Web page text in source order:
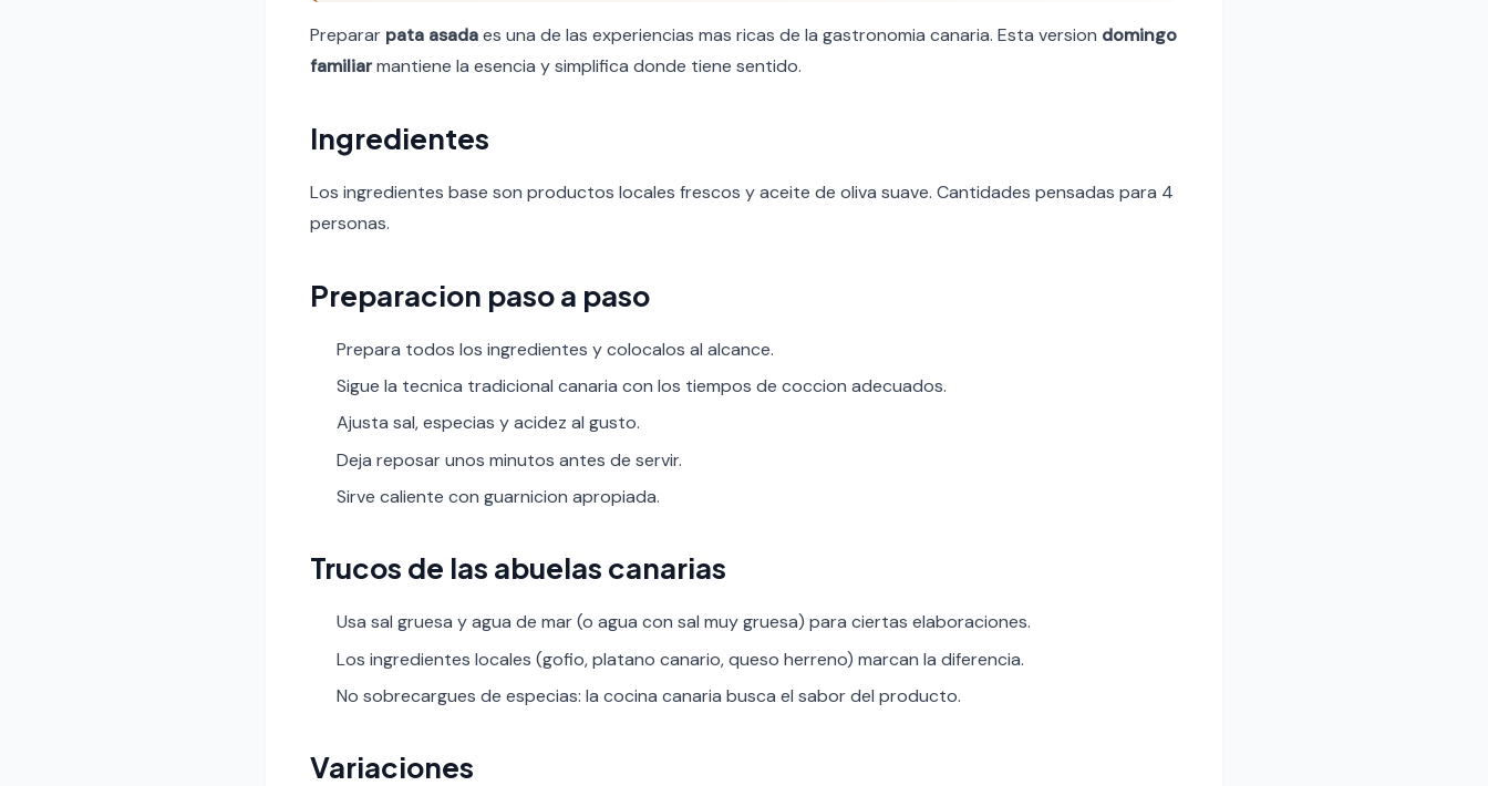
Preparar pata asadaes una de las experiencias mas ricas de la gastronomia canaria. Esta version domingo
familiarmantiene la esencia y simplifica donde tiene sentido.
Ingredientes
Los ingredientes base son productos locales frescos y aceite de oliva suave. Cantidades pensadas para 4
personas.
Preparacion paso a paso
Prepara todos los ingredientes y colocalos al alcance.
Sigue la tecnica tradicional canaria con los tiempos de coccion adecuados.
Ajusta sal, especias y acidez al gusto.
Deja reposar unos minutos antes de servir.
Sirve caliente con guarnicion apropiada.
Trucos de las abuelas canarias
Usa sal gruesa y agua de mar (o agua con sal muy gruesa) para ciertas elaboraciones.
Los ingredientes locales (gofio, platano canario, queso herreno) marcan la diferencia.
No sobrecargues de especias: la cocina canaria busca el sabor del producto.
Variaciones